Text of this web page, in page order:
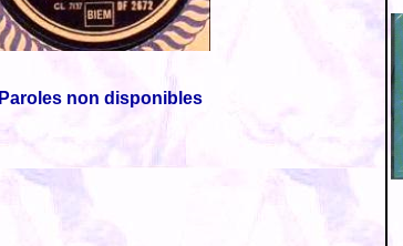
Paroles non disponibles